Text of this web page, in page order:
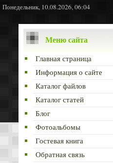
Понедельник, 10.08.2026, 06:04
Меню сайта
Главная страница
Информация о сайте
Каталог файлов
Каталог статей
Блог
Фотоальбомы
Гостевая книга
Обратная связь